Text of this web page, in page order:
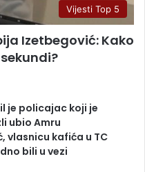
Vijesti Top 5
Izetbegović: Kako
je policajac koji je
ubio Amru
vlasnicu kafića u TC
bili u vezi